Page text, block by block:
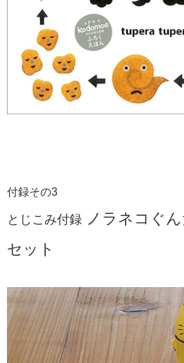
付録その3
とじこみ付録 ノラネコぐ
セット